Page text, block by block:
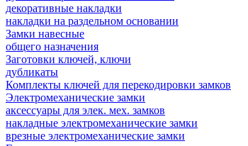
декоративные накладки
накладки на раздельном основании
Замки навесные
общего назначения
Заготовки ключей, ключи
дубликаты
Комплекты ключей для перекодировки замков
Электромеханические замки
аксессуары для элек. мех. замков
накладные электромеханические замки
врезные электромеханические замки